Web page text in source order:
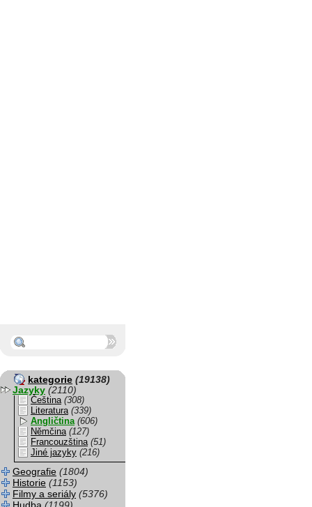
kategorie (19138)
Jazyky (2110)
Čeština (308)
Literatura (339)
Angličtina (606)
Němčina (127)
Francouzština (51)
Jiné jazyky (216)
Geografie (1804)
Historie (1153)
Filmy a seriály (5376)